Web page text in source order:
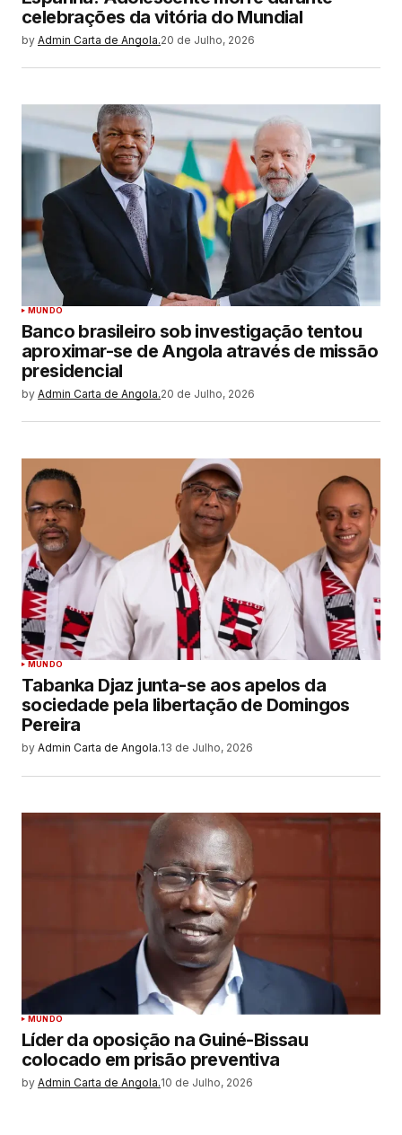
celebrações da vitória do Mundial
by Admin Carta de Angola.20 de Julho, 2026
MUNDO
Banco brasileiro sob investigação tentou
aproximar-se de Angola através de missão
presidencial
by Admin Carta de Angola.20 de Julho, 2026
MUNDO
Tabanka Djaz junta-se aos apelos da
sociedade pela libertação de Domingos
Pereira
by Admin Carta de Angola.13 de Julho, 2026
MUNDO
Líder da oposição na Guiné-Bissau
colocado em prisão preventiva
by Admin Carta de Angola.10 de Julho, 2026